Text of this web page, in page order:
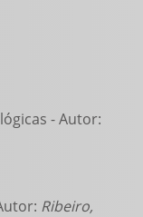
- Autor:
Ribeiro,